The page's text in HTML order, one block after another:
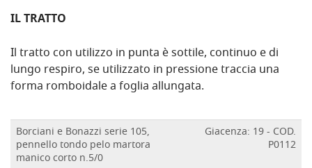
IL TRATTO
Il tratto con utilizzo in punta è sottile, continuo e di
lungo respiro, se utilizzato in pressione traccia una
forma romboidale a foglia allungata.
Borciani e Bonazzi serie 105,
pennello tondo pelo martora
manico corto n.5/0
Giacenza: 19 - COD.
P0112